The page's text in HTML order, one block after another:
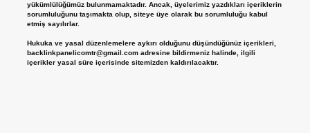
yükümlülüğümüz bulunmamaktadır. Ancak, üyelerimiz yazdıkları içeriklerin
sorumluluğunu taşımakta olup, siteye üye olarak bu sorumluluğu kabul
etmiş sayılırlar.
Hukuka ve yasal düzenlemelere aykırı olduğunu düşündüğünüz içerikleri,
backlinkpanelicomtr@gmail.comadresine bildirmeniz halinde, ilgili
içerikler yasal süre içerisinde sitemizden kaldırılacaktır.